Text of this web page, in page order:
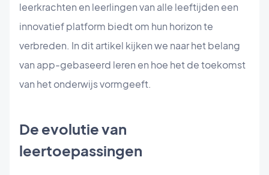
leerkrachten en leerlingen van alle leeftijden een
innovatief platform biedt om hun horizon te
verbreden. In dit artikel kijken we naar het belang
van app-gebaseerd leren en hoe het de toekomst
van het onderwijs vormgeeft.
De evolutie van
leertoepassingen